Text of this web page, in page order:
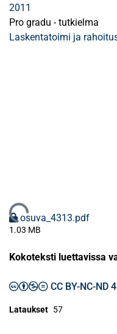
2011
Pro gradu - tutkielma
Laskentatoimi ja
Ladataan...osuva_4313.pdf
1.03 MB
Kokoteksti luettavissa
CC BY-NC-ND
Lataukset 57